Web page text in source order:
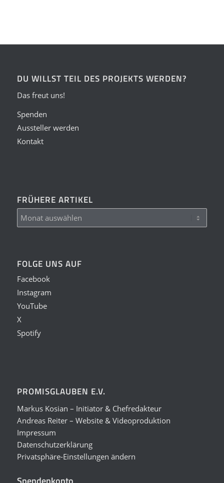
DU WILLST TEIL DES PROJEKTS WERDEN?
Das freut uns!
Spenden
Aussteller werden
Kontakt
FRÜHERE ARTIKEL
FOLGE UNS AUF
Facebook
Instagram
YouTube
X
Spotify
PROMISGLAUBEN E.V.
Markus Kosian – Initiator & Chefredakteur
Andreas Reiter – Website & Videoproduktion
Impressum
Datenschutzerklärung
Privatsphäre-Einstellungen ändern